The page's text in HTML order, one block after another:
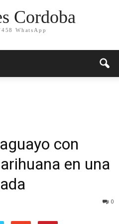
Cordoba
WhatsApp
con
en una
0